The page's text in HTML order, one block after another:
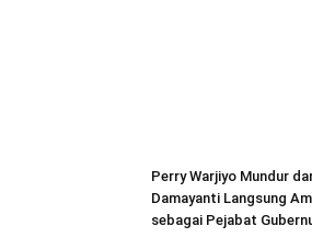
Perry Warjiyo Mundur
Damayanti Langsung
sebagai Pejabat